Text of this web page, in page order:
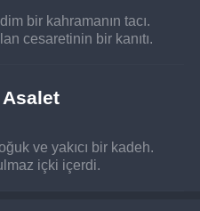
bir kahramanın tacı.
cesaretinin bir kanıtı.
Asalet
ve yakıcı bir kadeh.
içki içerdi.